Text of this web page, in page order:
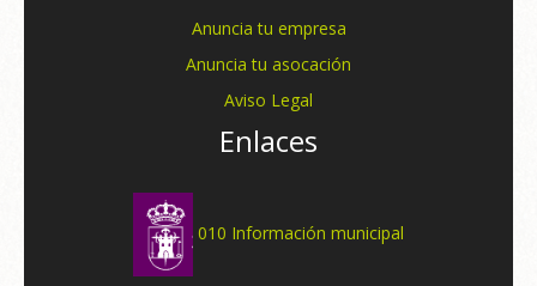
Anuncia tu empresa
Anuncia tu asocación
Aviso Legal
Enlaces
010 Información municipal